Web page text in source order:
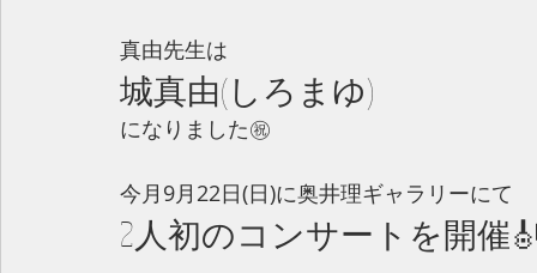
真由先生は
城真由(しろまゆ)
になりました㊗️
今月9月22日(日)に奥井理ギャラリーにて
2人初のコンサートを開催